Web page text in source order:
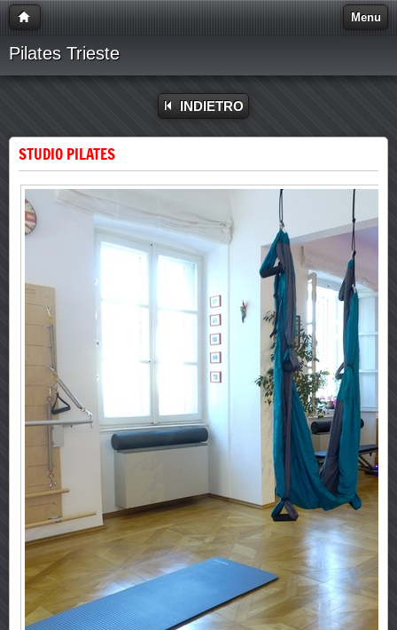
Menu
Pilates Trieste
INDIETRO
STUDIO PILATES